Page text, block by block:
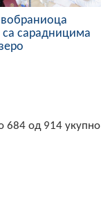
са сарадницима
684 од 914 укупно